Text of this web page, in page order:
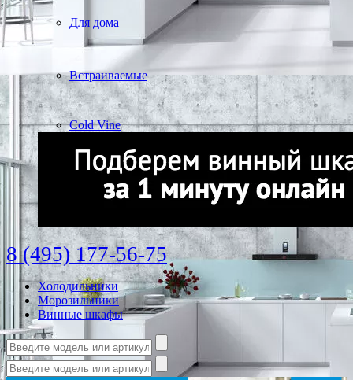
Для дома
Встраиваемые
Cold Vine
8 (495) 177-56-75
Холодильники
Морозильники
Винные шкафы